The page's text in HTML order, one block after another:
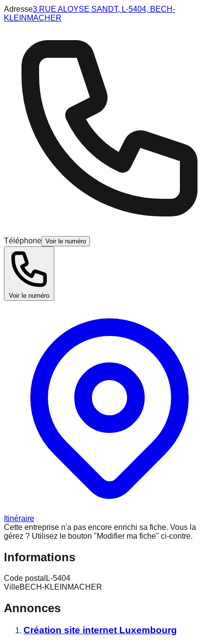
Adresse3 RUE ALOYSE SANDT, L-5404, BECH-
KLEINMACHER
Téléphone Voir le numéro
Voir le numéro
Itinéraire
Cette entreprise n'a pas encore enrichi sa fiche. Vous la
gérez ? Utilisez le bouton "Modifier ma fiche" ci-contre.
Informations
Code postal L-5404
VilleBECH-KLEINMACHER
Annonces
Création site internet Luxembourg